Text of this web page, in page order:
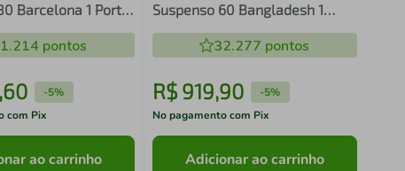
Barcelona 1 Porta
pontos
,60 -5%
com Pix
ao carrinho
Suspenso 60 Bangladesh 1
Cuba Branca32.277 pontos
R$ 919,90 -5%
No pagamento com Pix
Adicionar ao carrinho